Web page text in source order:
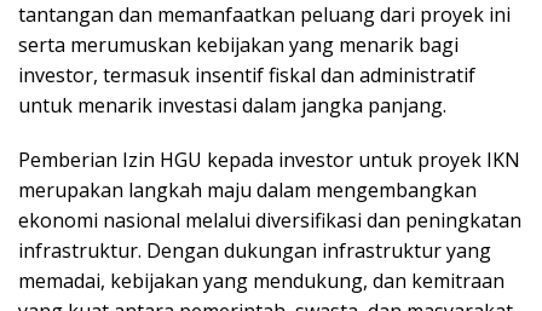
tantangan dan memanfaatkan peluang dari proyek ini
serta merumuskan kebijakan yang menarik bagi
investor, termasuk insentif fiskal dan administratif
untuk menarik investasi dalam jangka panjang.
Pemberian Izin HGU kepada investor untuk proyek IKN
merupakan langkah maju dalam mengembangkan
ekonomi nasional melalui diversifikasi dan peningkatan
infrastruktur. Dengan dukungan infrastruktur yang
memadai, kebijakan yang mendukung, dan kemitraan